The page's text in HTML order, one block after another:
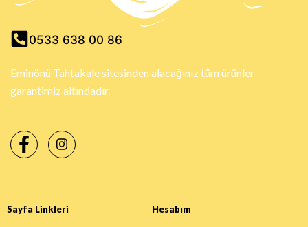
0533 638 00 86
Eminönü Tahtakale sitesinden alacağınız tüm ürünler
garantimiz altındadır.
Sayfa Linkleri Hesabım